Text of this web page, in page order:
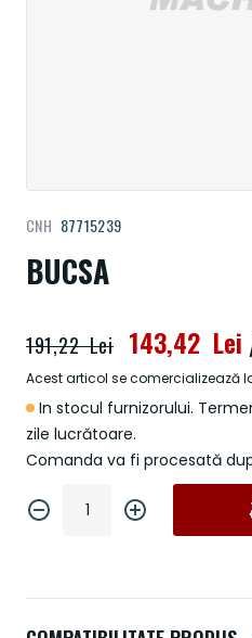
BUCSA
CNH 87715239
In stocul furnizorului.
zile lucrătoare.
Comanda va fi procesată
143,42 Lei
191,22 Lei
Acest articol se comercializează
la
începutul
galeriei
imagini